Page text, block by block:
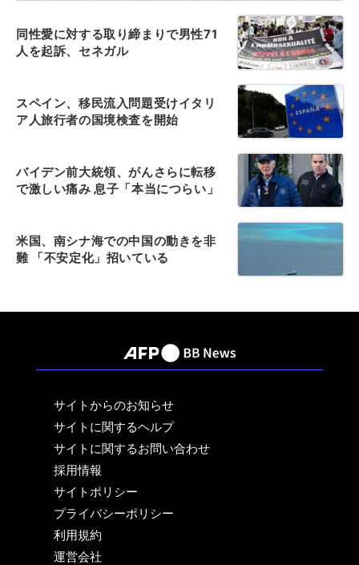
同性愛に対する取り締まりで男性71
人を起訴、セネガル
スペイン、移民流入問題受けイタリ
ア人旅行者の国境検査を開始
バイデン前大統領、がんさらに転移
で激しい痛み 息子「本当につらい」
米国、南シナ海での中国の動きを非
難 「不安定化」招いている
サイトからのお知らせ
サイトに関するヘルプ
サイトに関するお問い合わせ
採用情報
サイトポリシー
プライバシーポリシー
利用規約
運営会社